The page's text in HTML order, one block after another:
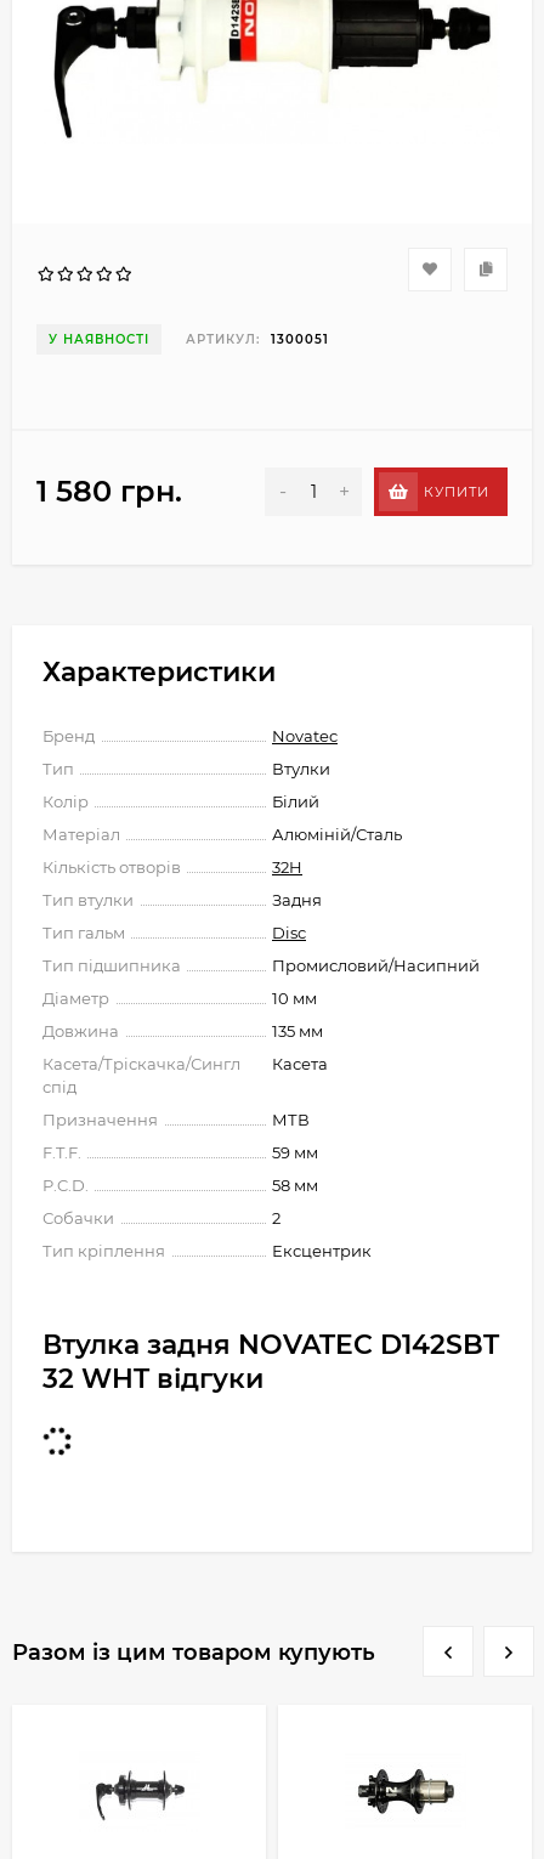
У НАЯВНОСТІ АРТИКУЛ: 1300051
1 580 грн. - + КУПИТИ
Характеристики
Бренд
Novatec
Тип
Втулки
Колір
Білий
Матеріал
Алюміній/Сталь
Кількість отворів
32H
Тип втулки
Задня
Тип гальм
Disc
Тип підшипника
Промисловий/Насипний
Діаметр
10 мм
Довжина
135 мм
Касета/Тріскачка/Сингл
спід
Касета
Призначення
МТВ
F.T.F.
59 мм
P.C.D.
58 мм
Собачки
2
Тип кріплення
Ексцентрик
Втулка задня NOVATEC D142SBT
32 WHT відгуки
Разом із цим товаром купують